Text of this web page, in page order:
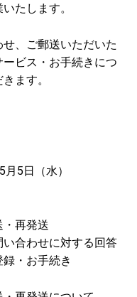
たします。
、ご郵送いただいた
ビス・お手続きにつ
ます。
5日（水）
・再発送
い合わせに対する回答
録・お手続き